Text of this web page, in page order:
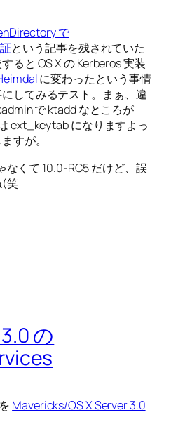
で
という記事を残されていた
ると OS X の Kerberos 実装
に変わったという事情
してみるテスト。まぁ、違
で ktadd なところが
ext_keytab になりますよっ
すが。
なくて 10.0-RC5 だけど、誤
(笑
の
Mavericks/OS X Server 3.0